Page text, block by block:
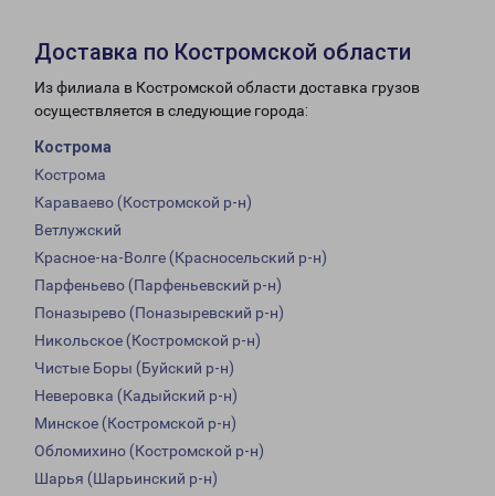
Доставка по Костромской области
Из филиала в Костромской области доставка грузов
осуществляется в следующие города:
Кострома
Кострома
Караваево (Костромской р-н)
Ветлужский
Красное-на-Волге (Красносельский р-н)
Парфеньево (Парфеньевский р-н)
Поназырево (Поназыревский р-н)
Никольское (Костромской р-н)
Чистые Боры (Буйский р-н)
Неверовка (Кадыйский р-н)
Минское (Костромской р-н)
Обломихино (Костромской р-н)
Шарья (Шарьинский р-н)